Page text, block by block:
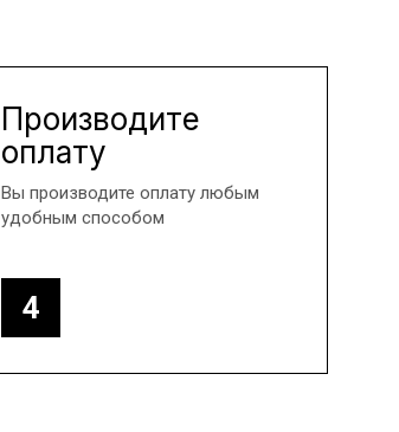
4
Производите
оплату
Вы производите оплату любым
удобным способом